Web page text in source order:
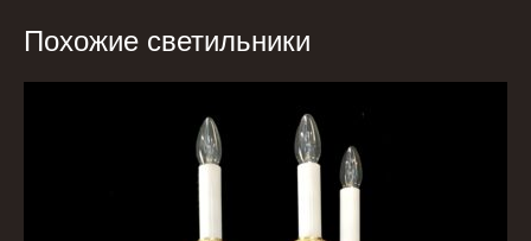
Похожие светильники